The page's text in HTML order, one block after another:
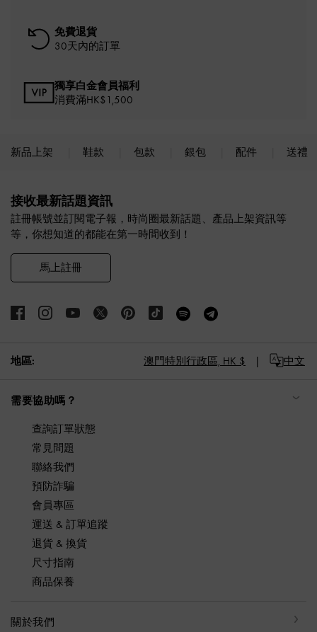
免費退貨
30天內的訂單
獨享白金會員福利
消費滿HK$1,500
新品上架 鞋款 包款 銀包 配件 送禮
接收最新話題資訊
註冊帳號並訂閱電子報，時尚圈最新話題、產品上架資訊等
等，你想知道的都能在第一時間收到！
馬上註冊
地區: 澳門特別行政區, HK $ 中文
需要協助嗎？
查詢訂單狀態
常見問題
聯絡我們
預防詐騙
會員專區
運送 & 訂單追蹤
退貨 & 換貨
尺寸指南
商品保養
關於我們